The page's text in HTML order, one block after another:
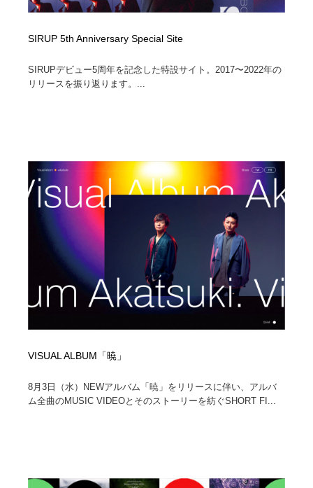
SIRUP 5th Anniversary Special Site
SIRUPデビュー5周年を記念した特設サイト。2017〜2022年の
リリースを振り返ります。...
VISUAL ALBUM「暁」
8月3日（水）NEWアルバム「暁」をリリースに伴い、アルバ
ム全曲のMUSIC VIDEOとそのストーリーを紡ぐSHORT FI...